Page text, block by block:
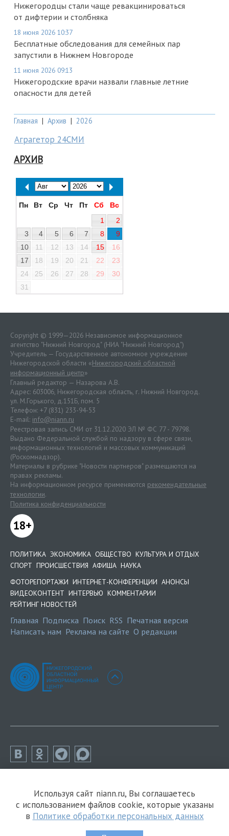
Нижегородцы стали чаще ревакцинироваться
от дифтерии и столбняка
18 июня 2026 10:37
Бесплатные обследования для семейных пар
запустили в Нижнем Новгороде
11 июня 2026 09:13
Нижегородские врачи назвали главные летние
опасности для детей
Главная | Архив | 2026
Аграгетор 24СМИ
АРХИВ
Пн Вт Ср Чт Пт Сб
Вс
1
2
3
4 5 6 7 8
9
10
11 12 13 14 15
16
17
18 19 20 21 22
23
24
25 26 27 28 29
30
31
Copyright © 1999—2026 Независимое информационное
агентство "Нижний Новгород" (НИА "Нижний Новгород")
Учредитель — Государственное автономное учреждение
Нижегородской области «Нижегородский областной
информационный центр»
Главный редактор — Назарова А.В.
Адрес: 603006, Нижегородская область, г. Нижний Новгород.
ул. М.Горького, д.151Б, пом. 5
Телефон: +7 (831) 233-94-53
E-mail: info@niann.ru
Реестровая запись СМИ от 31.12.2020 ЭЛ № ФС 77 - 79798.
Выдано Федеральной службой по надзору в сфере связи,
информационных технологий и массовых коммуникаций
(Роскомнадзор).
Материалы в рубрике "Новости партнеров" размещаются на
правах рекламы.
На информационном ресурсе применяются рекомендательные
технологии.
Политика конфиденциальности
18+
ПОЛИТИКА ЭКОНОМИКА ОБЩЕСТВО КУЛЬТУРА И ОТДЫХ
СПОРТ ПРОИСШЕСТВИЯ АФИША НАУКА
ФОТОРЕПОРТАЖИ ИНТЕРНЕТ-КОНФЕРЕНЦИИ АНОНСЫ
ВИДЕОКОНТЕНТ ИНТЕРВЬЮ КОММЕНТАРИИ
РЕЙТИНГ НОВОСТЕЙ
Главная Подписка Поиск RSS Печатная версия
Написать нам Реклама на сайте О редакции
Используя сайт niann.ru, Вы соглашаетесь
с использованием файлов cookie, которые указаны
в Политике обработки персональных данных